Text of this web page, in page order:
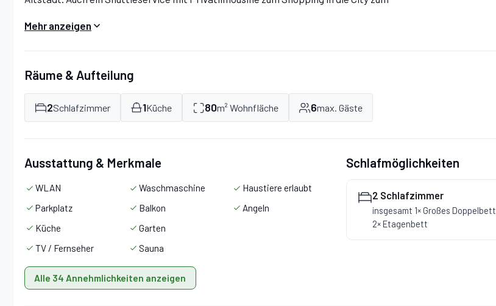
Mehr anzeigen
Räume & Aufteilung
2Schlafzimmer 1Küche 80m² Wohnfläche 6max. Gäste
Ausstattung & Merkmale
WLAN
Parkplatz
Küche
TV / Fernseher
Waschmaschine
Balkon
Garten
Sauna
Haustiere erlaubt
Angeln
Alle 34 Annehmlichkeiten anzeigen
Schlafmöglichkeiten
2 Schlafzimmer
insgesamt 1× Großes Doppelbett
2× Etagenbett